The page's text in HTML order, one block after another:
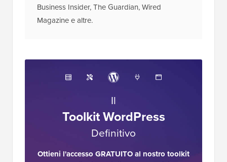
Business Insider, The Guardian, Wired
Magazine e altre.
Il
Toolkit WordPress
Definitivo
Ottieni l'accesso GRATUITO al nostro toolkit